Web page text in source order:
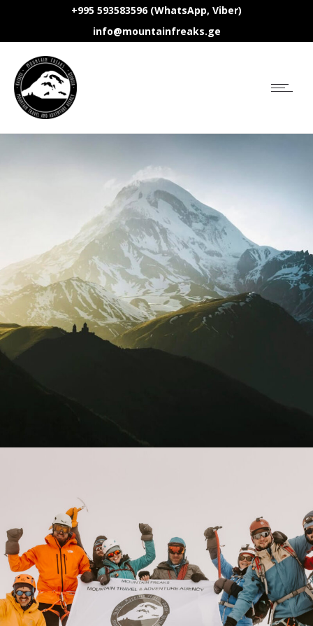
+995 593583596 (WhatsApp, Viber)
info@mountainfreaks.ge